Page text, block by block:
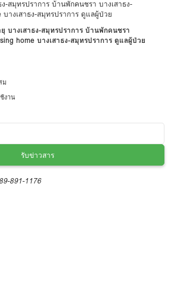
บางเสาธง-สมุทรปราการ บ้านพักคนชรา
home บางเสาธง-สมุทรปราการ ดูแลผู้ป่วย
ม
งาน
รับข่าวสาร
891-1176